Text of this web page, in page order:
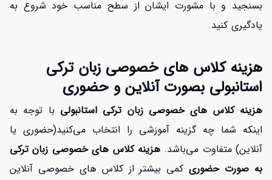
بسنجید و با مشورت ایشان از سطح مناسب خود شروع به
یادگیری کنید.
هزینه کلاس های خصوصی زبان ترکی
استانبولی بصورت آنلاین و حضوری
هزینه کلاس های خصوصی زبان ترکی استانبولی با توجه به
اینکه شما چه گزینه آموزشی را انتخاب می‌کنید(حضوری یا
آنلاین) متفاوت می‌باشد.هزینه کلاس های خصوصی زبان ترکی
به صورت حضوریکمی بیشتر از کلاس های خصوصی آنلاین